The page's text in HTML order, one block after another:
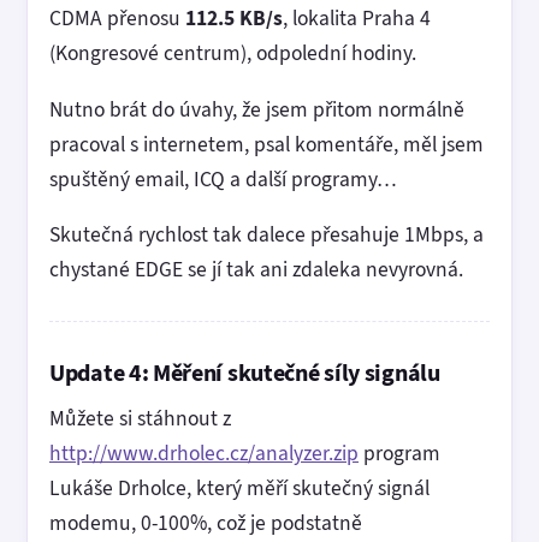
CDMA přenosu 112.5 KB/s, lokalita Praha 4
(Kongresové centrum), odpolední hodiny.
Nutno brát do úvahy, že jsem přitom normálně
pracoval s internetem, psal komentáře, měl jsem
spuštěný email, ICQ a další programy…
Skutečná rychlost tak dalece přesahuje 1Mbps, a
chystané EDGE se jí tak ani zdaleka nevyrovná.
Update 4: Měření skutečné síly signálu
Můžete si stáhnout z
http://www.drholec.cz/analyzer.zip program
Lukáše Drholce, který měří skutečný signál
modemu, 0-100%, což je podstatně